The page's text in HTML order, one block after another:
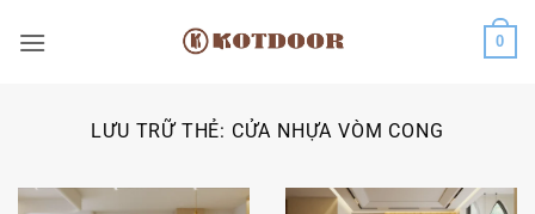
qua
0
LƯU TRỮ THẺ: CỬA NHỰA VÒM CONG